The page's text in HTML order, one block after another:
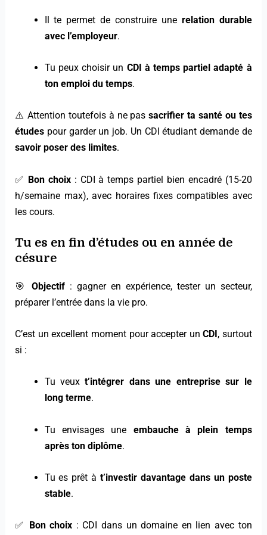
Il te permet de construire une relation durable
avec l’employeur.
Tu peux choisir un CDI à temps partiel adapté à
ton emploi du temps.
⚠️ Attention toutefois à ne passacrifier ta santé ou tes
études pour garder un job. Un CDI étudiant demande de
savoir poser des limites.
✅ Bon choix: CDI à temps partiel bien encadré (15-20
h/semaine max), avec horaires fixes compatibles avec
les cours.
Tu es en fin d’études ou en année de
césure
🎯Objectif : gagner en expérience, tester un secteur,
préparer l’entrée dans la vie pro.
C’est un excellent moment pour accepter unCDI, surtout
si :
Tu veuxt’intégrer dans une entreprise sur le
long terme.
Tu envisages une embauche à plein temps
après ton diplôme.
Tu es prêt àt’investir davantage dans un poste
stable.
✅ Bon choix : CDI dans un domaine en lien avec ton